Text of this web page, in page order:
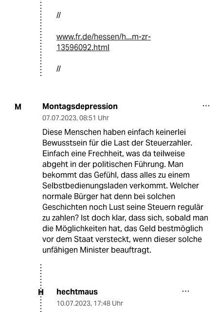
//
www.fr.de/hessen/h...m-zr-
13596092.html
//
M Montagsdepression
07.07.2023, 08:51 Uhr
Diese Menschen haben einfach keinerlei
Bewusstsein für die Last der Steuerzahler.
Einfach eine Frechheit, was da teilweise
abgeht in der politischen Führung. Man
bekommt das Gefühl, dass alles zu einem
Selbstbedienungsladen verkommt. Welcher
normale Bürger hat denn bei solchen
Geschichten noch Lust seine Steuern regulär
zu zahlen? Ist doch klar, dass sich, sobald man
die Möglichkeiten hat, das Geld bestmöglich
vor dem Staat versteckt, wenn dieser solche
unfähigen Minister beauftragt.
H hechtmaus
10.07.2023, 17:48 Uhr